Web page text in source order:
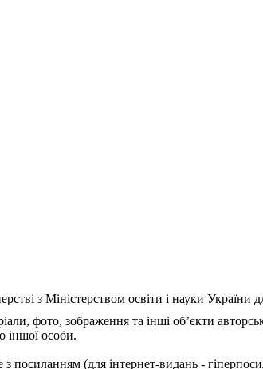
з Міністерством освіти і науки
фото, зображення та інші об’єкти
іншої особи.
посиланням (для інтернет-видань -